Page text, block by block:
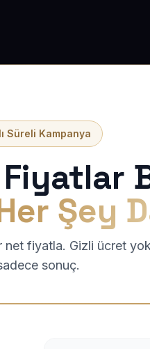
Süreli Kampanya
Fiyatlar
Şey
net fiyatla. Gizli ücret
sonuç.